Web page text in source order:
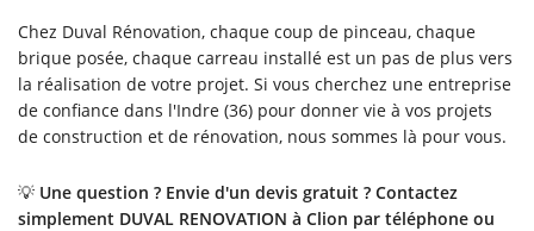
Chez Duval Rénovation, chaque coup de pinceau, chaque
brique posée, chaque carreau installé est un pas de plus vers
la réalisation de votre projet. Si vous cherchez une entreprise
de confiance dans l'Indre (36) pour donner vie à vos projets
de construction et de rénovation, nous sommes là pour vous.
💡 Une question ? Envie d'un devis gratuit ? Contactez
simplement DUVAL RENOVATION à Clion par téléphone ou